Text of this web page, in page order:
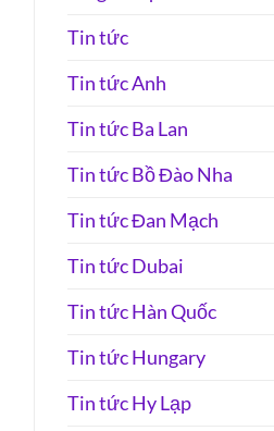
Tin tức
Tin tức Anh
Tin tức Ba Lan
Tin tức Bồ Đào Nha
Tin tức Đan Mạch
Tin tức Dubai
Tin tức Hàn Quốc
Tin tức Hungary
Tin tức Hy Lạp